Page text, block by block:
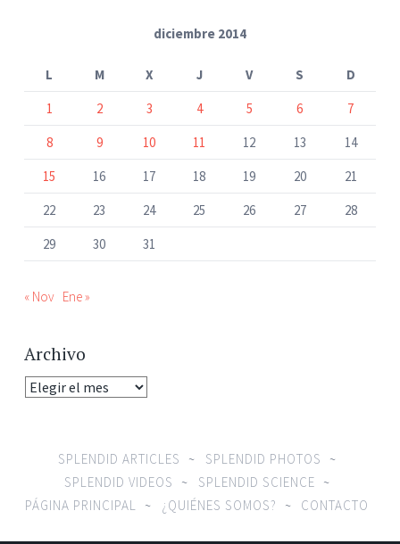
diciembre 2014
L M X J V S
D
1
2 3 4 5 6
7
8
9 10 11 12 13
14
15
16 17 18 19 20
21
22
23 24 25 26 27
28
29
30 31
« Nov Ene »
Archivo
Archivo
SPLENDID ARTICLES
SPLENDID PHOTOS
SPLENDID VIDEOS
SPLENDID SCIENCE
PÁGINA PRINCIPAL
¿QUIÉNES SOMOS? CONTACTO